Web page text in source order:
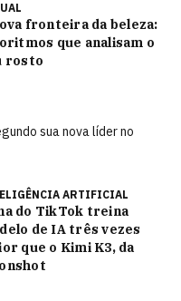
fronteira da beleza:
que analisam o
rosto
sua nova líder no
ARTIFICIAL
do TikTok treina
de IA três vezes
que o Kimi K3, da